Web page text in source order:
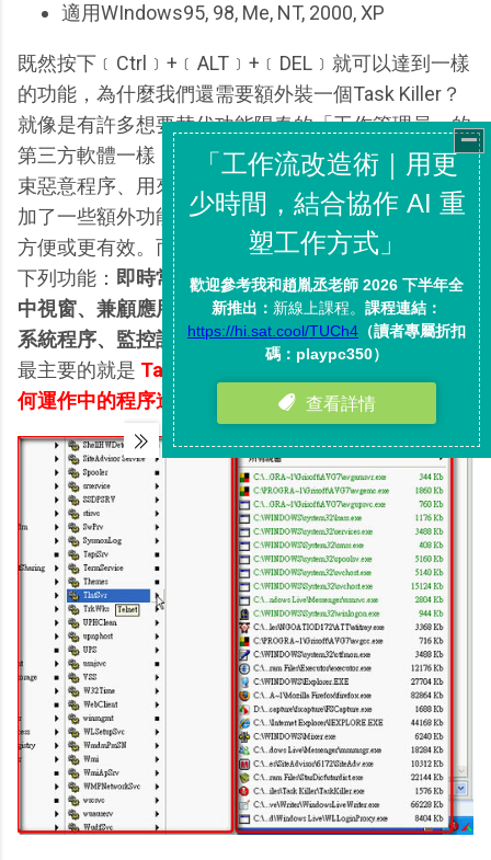
適用WIndows95, 98, Me, NT, 2000, XP
既然按下﹝Ctrl﹞+﹝ALT﹞+﹝DEL﹞就可以達到一樣
的功能，為什麼我們還需要額外裝一個Task Killer？
就像是有許多想要替代功能陽春的「工作管理員」的
第三方軟體一樣，對於常常會進行程序管理（用來結
束惡意程序、用來解決系統當機）的人來說，這些附
加了一些額外功能的第三方軟體會讓整個管理過程更
方便或更有效。而Task Killer在系統程序管理上具有
下列功能： 即時常駐、熱鍵啟動、結束有問題的使用
中視窗、兼顧應用程序和系統服務管理、用顏色區別
系統程序、監控記憶體使用量、智慧刪除功能。其中
最主要的就是 Task Killer可以更即時快速的讓你對任
何運作中的程序進行監控與中止。